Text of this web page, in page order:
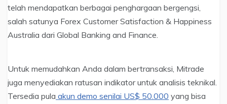
telah mendapatkan berbagai penghargaan bergengsi,
salah satunya Forex Customer Satisfaction & Happiness
Australia dari Global Banking and Finance.
Untuk memudahkan Anda dalam bertransaksi, Mitrade
juga menyediakan ratusan indikator untuk analisis teknikal.
Tersedia pula akun demo senilai US$ 50.000 yang bisa